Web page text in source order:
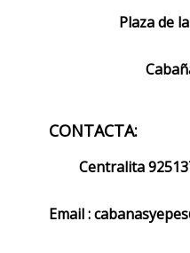
Plaza de
CONTACTA:
Centralita
Email :